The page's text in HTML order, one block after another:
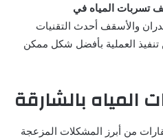
تسربات المياه في
والأسقف أحدث التقنيات
تنفيذ العملية بأفضل شكل ممكن
المياه بالشارقة
من أبرز المشكلات المزعجة